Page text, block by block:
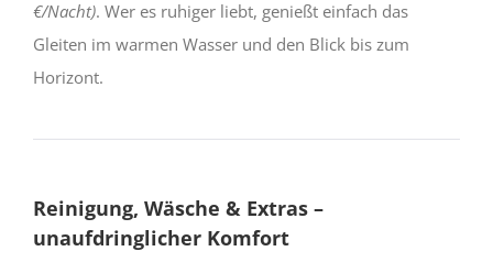
€/Nacht). Wer es ruhiger liebt, genießt einfach das
Gleiten im warmen Wasser und den Blick bis zum
Horizont.
Reinigung, Wäsche & Extras –
unaufdringlicher Komfort